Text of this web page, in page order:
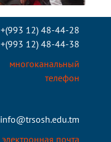
+(993 12) 48-44-28
+(993 12) 48-44-38
многоканальный
телефон
info@trsosh.edu.tm
электронная почта